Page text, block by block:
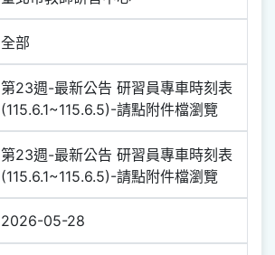
全部
第23週-最新公告 研習員專車時刻表
(115.6.1~115.6.5)-請點附件檔瀏覽
第23週-最新公告 研習員專車時刻表
(115.6.1~115.6.5)-請點附件檔瀏覽
2026-05-28